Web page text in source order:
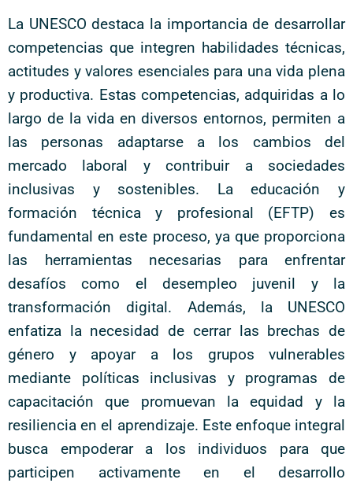
La UNESCO destaca la importancia de desarrollar
competencias que integren habilidades técnicas,
actitudes y valores esenciales para una vida plena
y productiva. Estas competencias, adquiridas a lo
largo de la vida en diversos entornos, permiten a
las personas adaptarse a los cambios del
mercado laboral y contribuir a sociedades
inclusivas y sostenibles. La educación y
formación técnica y profesional (EFTP) es
fundamental en este proceso, ya que proporciona
las herramientas necesarias para enfrentar
desafíos como el desempleo juvenil y la
transformación digital. Además, la UNESCO
enfatiza la necesidad de cerrar las brechas de
género y apoyar a los grupos vulnerables
mediante políticas inclusivas y programas de
capacitación que promuevan la equidad y la
resiliencia en el aprendizaje. Este enfoque integral
busca empoderar a los individuos para que
participen activamente en el desarrollo